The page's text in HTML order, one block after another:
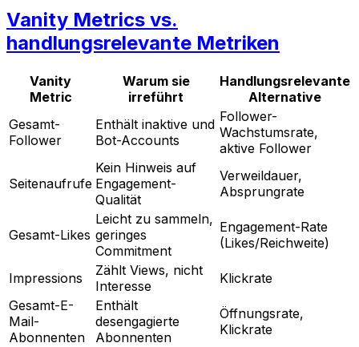
Vanity Metrics vs.
handlungsrelevante Metriken
Vanity
Metric
Warum sie
irreführt
Handlungsrelevante
Alternative
Gesamt-
Follower
Enthält inaktive und
Bot-Accounts
Follower-
Wachstumsrate,
aktive Follower
Seitenaufrufe
Kein Hinweis auf
Engagement-
Qualität
Verweildauer,
Absprungrate
Gesamt-Likes
Leicht zu sammeln,
geringes
Commitment
Engagement-Rate
(Likes/Reichweite)
Impressions
Zählt Views, nicht
Interesse
Klickrate
Gesamt-E-
Mail-
Abonnenten
Enthält
desengagierte
Abonnenten
Öffnungsrate,
Klickrate